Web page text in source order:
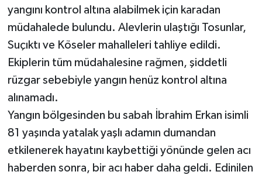
yangını kontrol altına alabilmek için karadan
müdahalede bulundu. Alevlerin ulaştığı Tosunlar,
Suçıktı ve Köseler mahalleleri tahliye edildi.
Ekiplerin tüm müdahalesine rağmen, şiddetli
rüzgar sebebiyle yangın henüz kontrol altına
alınamadı.
Yangın bölgesinden bu sabah İbrahim Erkan isimli
81 yaşında yatalak yaşlı adamın dumandan
etkilenerek hayatını kaybettiği yönünde gelen acı
haberden sonra, bir acı haber daha geldi. Edinilen